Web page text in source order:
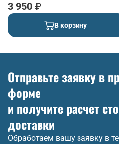
3 950 ₽
В корзину
Отправьте заявку в
форме
и получите расчет
доставки
Обработаем вашу заявку в